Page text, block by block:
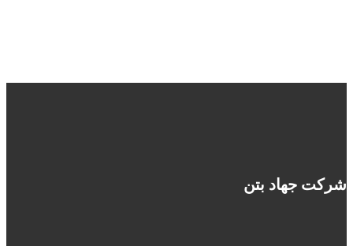
شرکت جهاد بتن